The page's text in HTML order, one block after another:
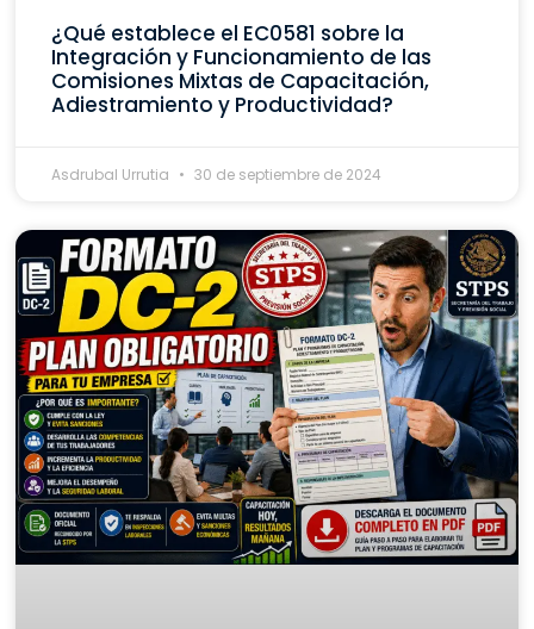
¿Qué establece el EC0581 sobre la
Integración y Funcionamiento de las
Comisiones Mixtas de Capacitación,
Adiestramiento y Productividad?
Asdrubal Urrutia 30 de septiembre de 2024